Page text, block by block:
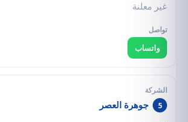
غير معلنة
واتساب
5 جوهرة العصر